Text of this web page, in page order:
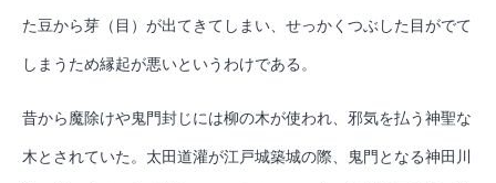
た豆から芽（目）が出てきてしまい、せっかくつぶした目がでて
しまうため縁起が悪いというわけである。
昔から魔除けや鬼門封じには柳の木が使われ、邪気を払う神聖な
木とされていた。太田道灌が江戸城築城の際、鬼門となる神田川